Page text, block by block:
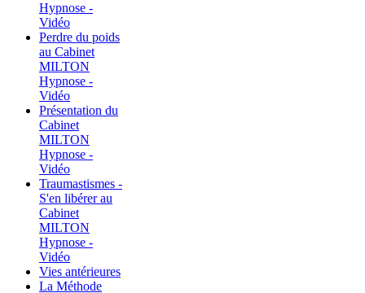
Hypnose -
Vidéo
Perdre du poids
au Cabinet
MILTON
Hypnose -
Vidéo
Présentation du
Cabinet
MILTON
Hypnose -
Vidéo
Traumastismes -
S'en libérer au
Cabinet
MILTON
Hypnose -
Vidéo
Vies antérieures
La Méthode